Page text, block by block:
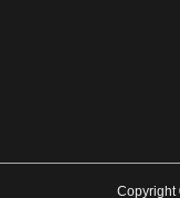
Copyright